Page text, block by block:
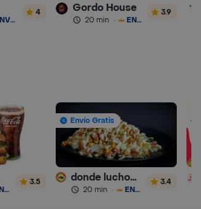
ENVÍO GRATIS
4 Gordo House
20 min · ENVÍO GRATIS
3.9
ENVÍO GRATIS
3.5
Envío Gratis
donde luchocombo express
20 min · ENVÍO GRATIS
3.4